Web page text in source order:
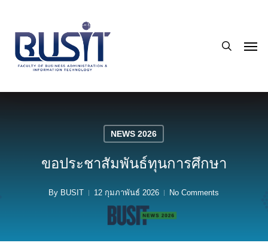
main
content
NEWS 2026
ขอประชาสัมพันธ์ทุนการศึกษา
By BUSIT 12 กุมภาพันธ์ 2026 No Comments